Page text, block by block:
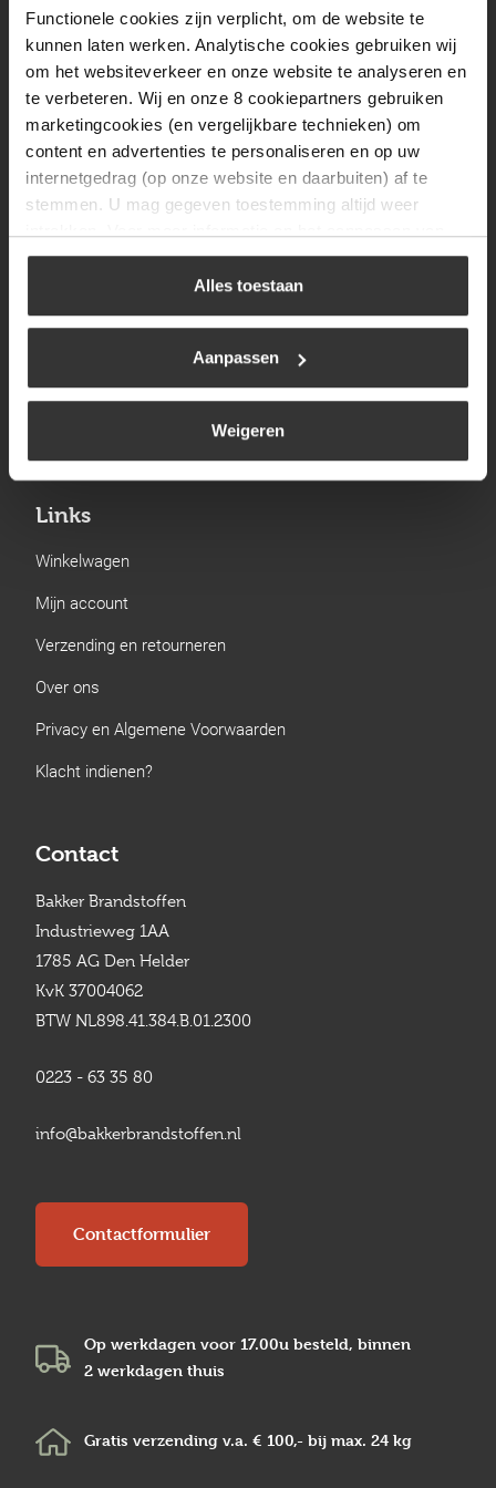
Functionele cookies zijn verplicht, om de website te
kunnen laten werken. Analytische cookies gebruiken wij
om het websiteverkeer en onze website te analyseren en
te verbeteren. Wij en onze 8 cookiepartners gebruiken
marketingcookies (en vergelijkbare technieken) om
content en advertenties te personaliseren en op uw
internetgedrag (op onze website en daarbuiten) af te
stemmen. U mag gegeven toestemming altijd weer
uw keuze op onze website verwijzen wij u naar ons
Alles toestaan
Aanpassen
Weigeren
Donderdag
08:00 tot 17:00
Vrijdag
08:00 tot 17:00
Zaterdag
09:30 tot 12:00
Zondag
Gesloten
Navigatie
BBQ
Verwarming
Links
Winkelwagen
Mijn account
Verzending en retourneren
Over ons
Privacy en Algemene Voorwaarden
Klacht indienen?
Contact
Bakker Brandstoffen
Industrieweg 1AA
1785 AG Den Helder
KvK 37004062
BTW NL898.41.384.B.01.2300
0223 - 63 35 80
info@bakkerbrandstoffen.nl
Contactformulier
Op werkdagen voor 17.00u besteld, binnen
2 werkdagen thuis
Gratis verzending v.a. € 100,- bij max. 24 kg